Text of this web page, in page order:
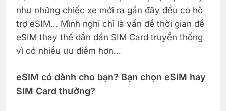
như những chiếc xe mới ra gần đây đều có hỗ
trợ eSIM… Mình nghĩ chỉ là vấn đề thời gian để
eSIM thay thế dần dần SIM Card truyền thống
vì có nhiều ưu điểm hơn…
eSIM có dành cho bạn? Bạn chọn eSIM hay
SIM Card thường?